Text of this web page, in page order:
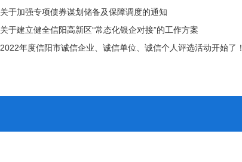
关于加强专项债券谋划储备及保障调度的通知
关于建立健全信阳高新区“常态化银企对接”的工作方案
2022年度信阳市诚信企业、诚信单位、诚信个人评选活动开始了！